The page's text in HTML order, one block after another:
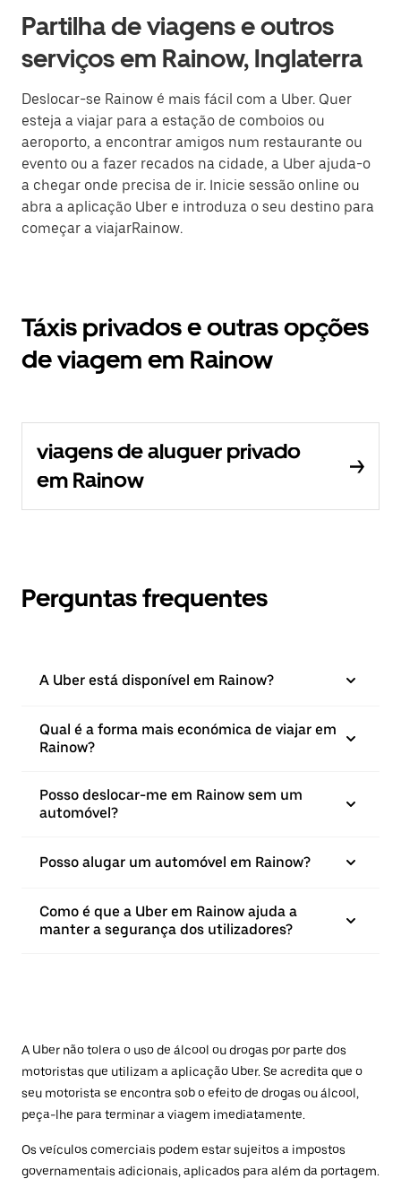
Partilha de viagens e outros
serviços em Rainow, Inglaterra
Deslocar-se Rainow é mais fácil com a Uber. Quer
esteja a viajar para a estação de comboios ou
aeroporto, a encontrar amigos num restaurante ou
evento ou a fazer recados na cidade, a Uber ajuda-o
a chegar onde precisa de ir. Inicie sessão online ou
abra a aplicação Uber e introduza o seu destino para
começar a viajarRainow.
Táxis privados e outras opções
de viagem em Rainow
viagens de aluguer privado
em Rainow
Perguntas frequentes
A Uber está disponível em Rainow?
Qual é a forma mais económica de viajar em
Rainow?
Posso deslocar-me em Rainow sem um
automóvel?
Posso alugar um automóvel em Rainow?
Como é que a Uber em Rainow ajuda a
manter a segurança dos utilizadores?
A Uber não tolera o uso de álcool ou drogas por parte dos
motoristas que utilizam a aplicação Uber. Se acredita que o
seu motorista se encontra sob o efeito de drogas ou álcool,
peça-lhe para terminar a viagem imediatamente.
Os veículos comerciais podem estar sujeitos a impostos
governamentais adicionais, aplicados para além da portagem.